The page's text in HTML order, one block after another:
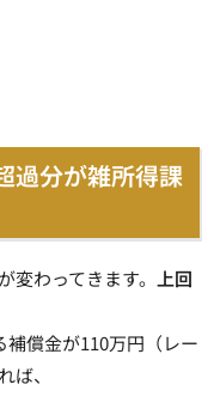
過分が雑所得課
わってきます。
上回
償金が110万円（レー
ば、